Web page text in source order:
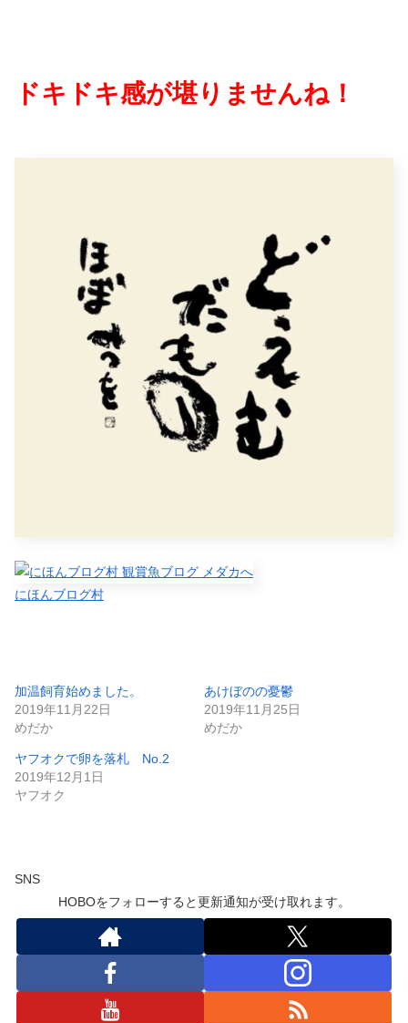
ドキドキ感が堪りませんね！
にほんブログ村
加温飼育始めました。
2019年11月22日
めだか
あけぼのの憂鬱
2019年11月25日
めだか
ヤフオクで卵を落札 No.2
2019年12月1日
ヤフオク
SNS
HOBOをフォローすると更新通知が受け取れます。